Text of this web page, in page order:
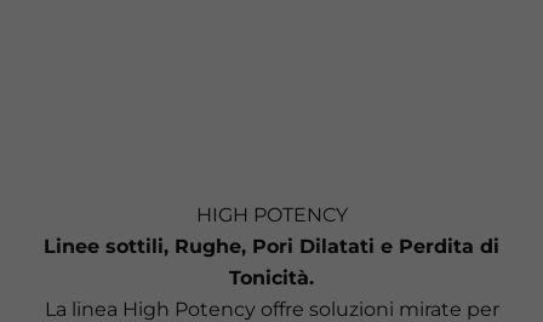
HIGH POTENCY
Linee sottili, Rughe, Pori Dilatati e Perdita di
Tonicità.
La linea High Potency offre soluzioni mirate per